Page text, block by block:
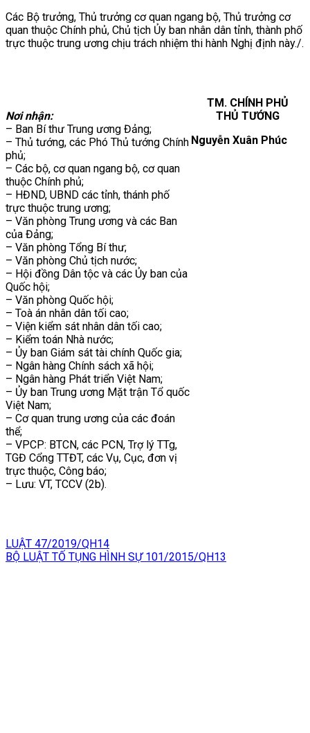
Các Bộ trưởng, Thủ trưởng cơ quan ngang bộ, Thủ trưởng cơ
quan thuộc Chính phủ, Chủ tịch Ủy ban nhân dân tỉnh, thành phố
trực thuộc trung ương chịu trách nhiệm thi hành Nghị định này./.
Nơi nhận:
– Ban Bí thư Trung ương Đảng;
– Thủ tướng, các Phó Thủ tướng Chính
phủ;
– Các bộ, cơ quan ngang bộ, cơ quan
thuộc Chính phủ;
– HĐND, UBND các tỉnh, thánh phố
trực thuộc trung ương;
– Văn phòng Trung ương và các Ban
của Đảng;
– Văn phòng Tổng Bí thư;
– Văn phòng Chủ tịch nước;
– Hội đồng Dân tộc và các Ủy ban của
Quốc hội;
– Văn phòng Quốc hội;
– Toà án nhân dân tối cao;
– Viện kiểm sát nhân dân tối cao;
– Kiểm toán Nhà nước;
– Ủy ban Giám sát tài chính Quốc gia;
– Ngân hàng Chính sách xã hội;
– Ngân hàng Phát triển Việt Nam;
– Ủy ban Trung ương Mặt trận Tổ quốc
Việt Nam;
– Cơ quan trung ương của các đoán
thể;
– VPCP: BTCN, các PCN, Trợ lý TTg,
TGĐ Cổng TTĐT, các Vụ, Cục, đơn vị
trực thuộc, Công báo;
– Lưu: VT, TCCV (2b).
TM. CHÍNH PHỦ
THỦ TƯỚNG
Nguyễn Xuân Phúc
LUẬT 47/2019/QH14
BỘ LUẬT TỐ TỤNG HÌNH SỰ 101/2015/QH13